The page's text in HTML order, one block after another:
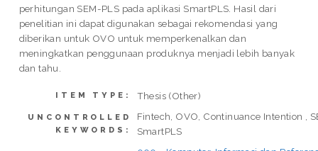
perhitungan SEM-PLS pada aplikasi SmartPLS. Hasil dari
penelitian ini dapat digunakan sebagai rekomendasi yang
diberikan untuk OVO untuk memperkenalkan dan
meningkatkan penggunaan produknya menjadi lebih banyak
dan tahu.
ITEM TYPE: Thesis (Other)
UNCONTROLLED
KEYWORDS:
Fintech, OVO, Continuance Intention ,
SmartPLS